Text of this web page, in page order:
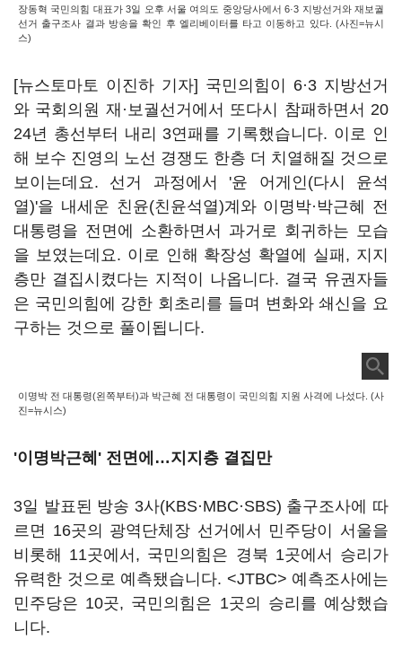
장동혁 국민의힘 대표가 3일 오후 서울 여의도 중앙당사에서 6·3 지방선거와 재보궐
선거 출구조사 결과 방송을 확인 후 엘리베이터를 타고 이동하고 있다. (사진=뉴시
스)
[뉴스토마토 이진하 기자] 국민의힘이 6·3 지방선거
와 국회의원 재·보궐선거에서 또다시 참패하면서 20
24년 총선부터 내리 3연패를 기록했습니다. 이로 인
해 보수 진영의 노선 경쟁도 한층 더 치열해질 것으로
보이는데요. 선거 과정에서 '윤 어게인(다시 윤석
열)'을 내세운 친윤(친윤석열)계와 이명박·박근혜 전
대통령을 전면에 소환하면서 과거로 회귀하는 모습
을 보였는데요. 이로 인해 확장성 확열에 실패, 지지
층만 결집시켰다는 지적이 나옵니다. 결국 유권자들
은 국민의힘에 강한 회초리를 들며 변화와 쇄신을 요
구하는 것으로 풀이됩니다.
이명박 전 대통령(왼쪽부터)과 박근혜 전 대통령이 국민의힘 지원 사격에 나섰다. (사
진=뉴시스)
'이명박근혜' 전면에…지지층 결집만
3일 발표된 방송 3사(KBS·MBC·SBS) 출구조사에 따
르면 16곳의 광역단체장 선거에서 민주당이 서울을
비롯해 11곳에서, 국민의힘은 경북 1곳에서 승리가
유력한 것으로 예측됐습니다. <JTBC> 예측조사에는
민주당은 10곳, 국민의힘은 1곳의 승리를 예상했습
니다.